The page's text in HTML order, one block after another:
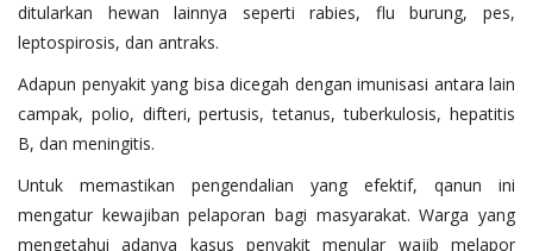
ditularkan hewan lainnya seperti rabies, flu burung, pes,
leptospirosis, dan antraks.
Adapun penyakit yang bisa dicegah dengan imunisasi antara lain
campak, polio, difteri, pertusis, tetanus, tuberkulosis, hepatitis
B, dan meningitis.
Untuk memastikan pengendalian yang efektif, qanun ini
mengatur kewajiban pelaporan bagi masyarakat. Warga yang
mengetahui adanya kasus penyakit menular wajib melapor